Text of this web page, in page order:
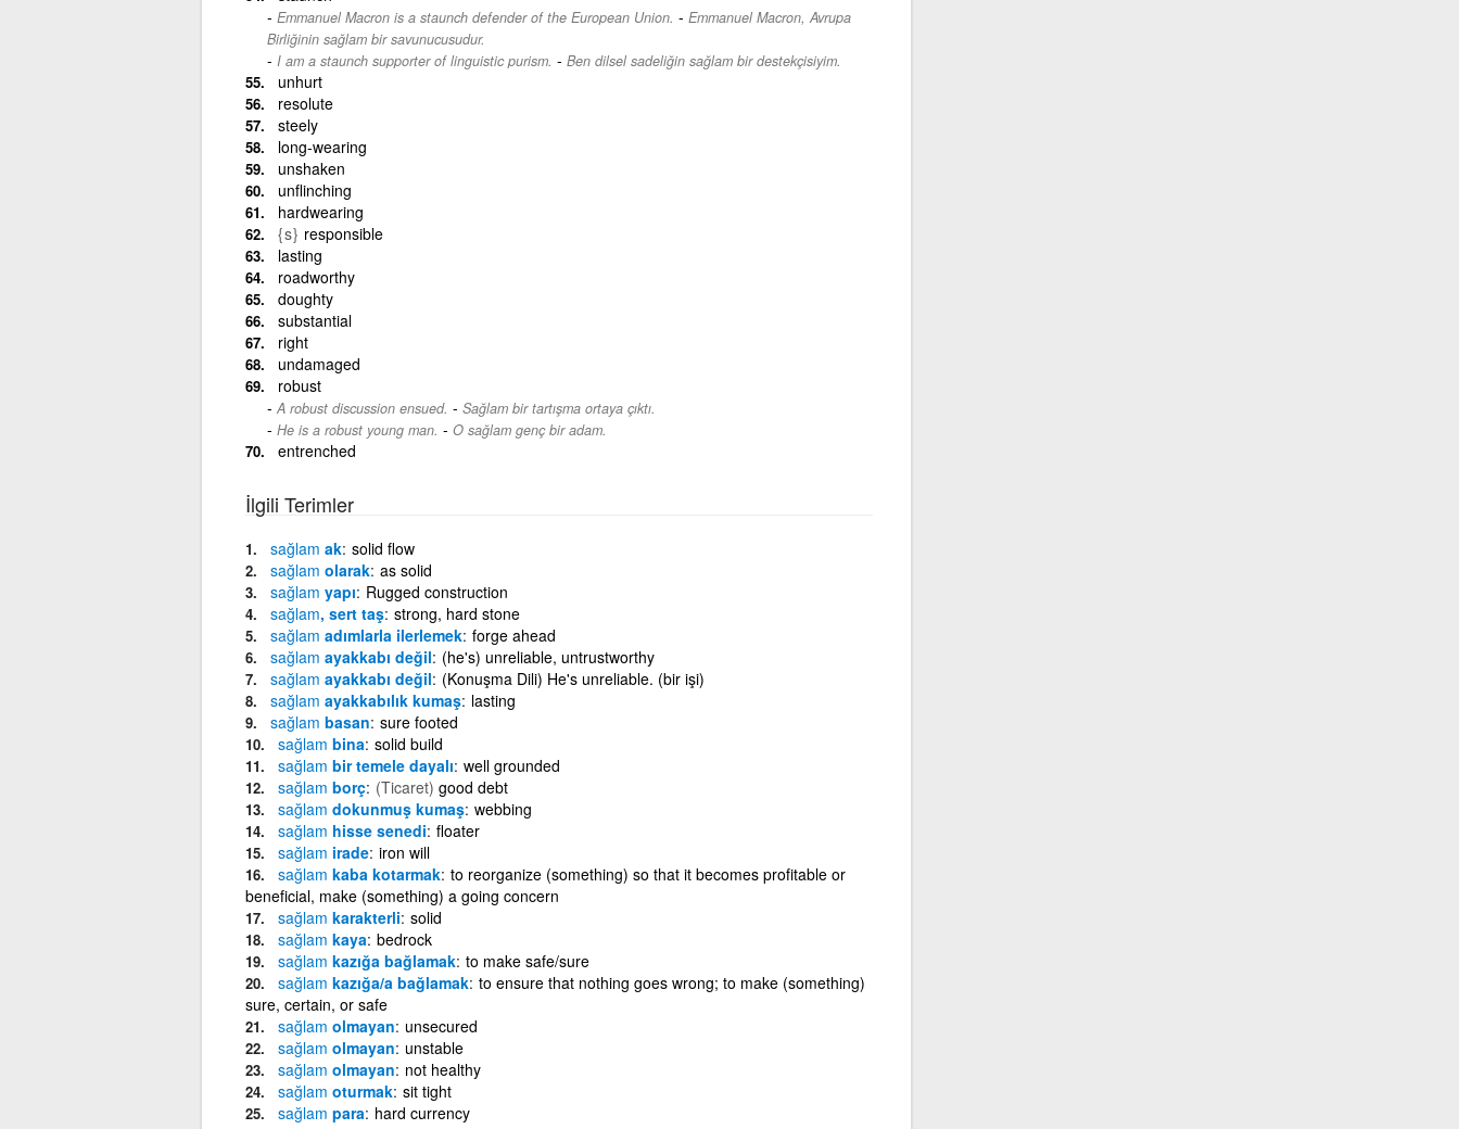
Emmanuel Macron is a staunch defender of the European Union. - Emmanuel Macron, Avrupa
Birliğinin sağlam bir savunucusudur.
I am a staunch supporter of linguistic purism. - Ben dilsel sadeliğin sağlam bir destekçisiyim.
unhurt
resolute
steely
long-wearing
unshaken
unflinching
hardwearing
{s} responsible
lasting
roadworthy
doughty
substantial
right
undamaged
robust
A robust discussion ensued. - Sağlam bir tartışma ortaya çıktı.
He is a robust young man. - O sağlam genç bir adam.
entrenched
İlgili Terimler
sağlam ak solid flow
sağlam olarak as solid
sağlam yapı Rugged construction
sağlam, sert taş strong, hard stone
sağlam adımlarla ilerlemek forge ahead
sağlam ayakkabı değil (he's) unreliable, untrustworthy
sağlam ayakkabı değil (Konuşma Dili) He's unreliable. (bir işi)
sağlam ayakkabılık kumaş lasting
sağlam basan sure footed
sağlam bina solid build
sağlam bir temele dayalı well grounded
sağlam borç (Ticaret) good debt
sağlam dokunmuş kumaş webbing
sağlam hisse senedi floater
sağlam irade iron will
sağlam kaba kotarmak to reorganize (something) so that it becomes profitable or
beneficial, make (something) a going concern
sağlam karakterli solid
sağlam kaya bedrock
sağlam kazığa bağlamak to make safe/sure
sağlam kazığa/a bağlamak to ensure that nothing goes wrong; to make (something)
sure, certain, or safe
sağlam olmayan unsecured
sağlam olmayan unstable
sağlam olmayan not healthy
sağlam oturmak sit tight
sağlam para hard currency